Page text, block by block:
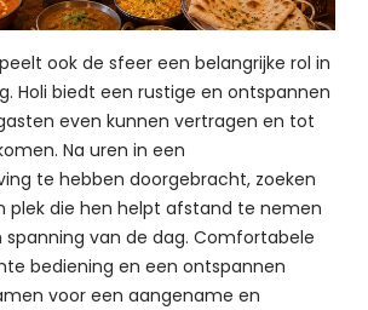
ook de sfeer een belangrijke rol in
Holi biedt een rustige en ontspannen
even kunnen vertragen en tot
Na uren in een
te hebben doorgebracht, zoeken
plek die hen helpt afstand te nemen
spanning van de dag. Comfortabele
bediening en een ontspannen
voor een aangename en